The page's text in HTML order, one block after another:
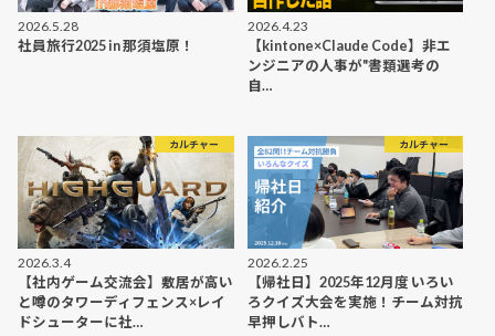
2026.5.28
社員旅行2025 in 那須塩原！
2026.4.23
【kintone×Claude Code】非エ
ンジニアの人事が"書類選考の
自…
カルチャー
2026.3.4
【社内ゲーム交流会】敷居が高い
と噂のタワーディフェンス×レイ
ドシューターに社…
カルチャー
2026.2.25
【帰社日】2025年12月度 いろい
ろクイズ大会を実施！チーム対抗
早押しバト…